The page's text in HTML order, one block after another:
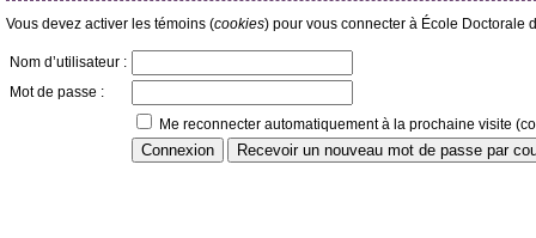
Vous devez activer les témoins (cookies) pour vous connecter à École Doctorale
Nom d’utilisateur :
Mot de passe :
Me reconnecter automatiquement à la prochaine visite